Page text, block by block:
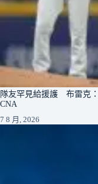
隊友罕見給援護 布雷克
CNA
7 8 月, 2026